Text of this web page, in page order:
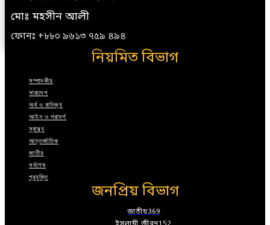
মোঃ মহসীন আলী
ফোনঃ +৮৮০ ৯৬১৩ ৭৫৯ ৪৯৪
নিয়মিত বিভাগ
সম্পাদকীয়
সারাদেশ
অর্থ ও বানিজ্য
আইন ও পরামর্শ
স্বাস্থ্য
আন্তর্জাতিক
জাতীয়
সর্বশেষ
প্রযুক্তি
জনপ্রিয় বিভাগ
জাতীয়369